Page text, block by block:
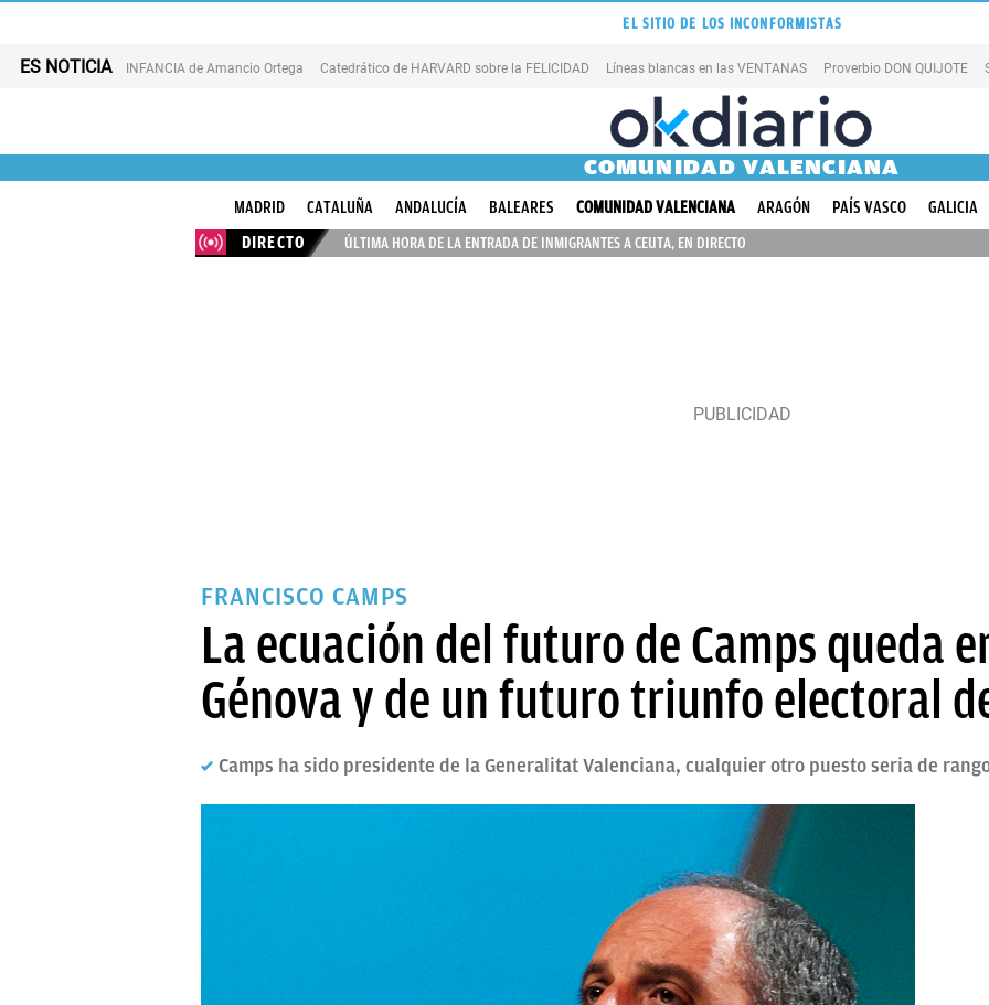
EL SITIO DE LOS INCONFORMISTAS
ES NOTICIA INFANCIA de Amancio Ortega Catedrático de HARVARD sobre la FELICIDAD Líneas blancas en las VENTANAS Proverbio DON QUIJOTE
COMUNIDAD VALENCIANA
MADRID CATALUÑA ANDALUCÍA BALEARES COMUNIDAD VALENCIANA ARAGÓN PAÍS VASCO GALICIA
DIRECTO
ÚLTIMA HORA DE LA ENTRADA DE INMIGRANTES A CEUTA, EN DIRECTO
FRANCISCO CAMPS
La ecuación del futuro de Camps queda
Génova y de un futuro triunfo electoral
Camps ha sido presidente de la Generalitat Valenciana, cualquier otro puesto seria de